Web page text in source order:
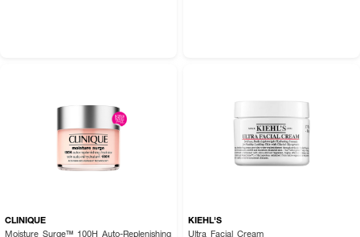
How To Use:
· กดเซรั่ม 2 ปั๊มลงบนฝ่ามือ
· ใช้เป็นประจำทุกเช้าและเย็น หลังล้างหน้า
CLINIQUE
Moisture Surge™ 100H Auto-Replenishing
KIEHL'S
Ultra Facial Cream